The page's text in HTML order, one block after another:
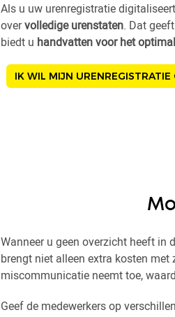
Als u uw urenregistratie
overvolledige urenstaten. Dat
biedt u handvatten voor het
IK WIL MIJN
Wanneer u geen overzicht heeft in
brengt niet alleen extra kosten
miscommunicatie neemt toe,
Geef de medewerkers op